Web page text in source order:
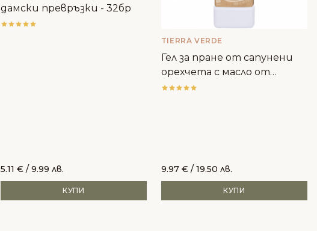
дамски превръзки - 32бр
5.11 €/ 9.99 лв.
КУПИ
TIERRA VERDE
Гел за пране от сапунени
орехчета с масло от
лавандула - Tierra Verde
9.97 €/ 19.50 лв.
КУПИ